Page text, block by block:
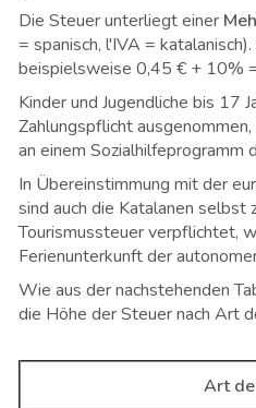
Die Steuer unterliegt einer
= spanisch, l'IVA =
beispielsweise 0,45 € + 10%
Kinder und Jugendliche bis 17
Zahlungspflicht
an einem Sozialhilfeprogramm
In Übereinstimmung mit der
sind auch die Katalanen selbst
Tourismussteuer verpflichtet,
Ferienunterkunft der
Wie aus der nachstehenden
die Höhe der Steuer nach Art
Art